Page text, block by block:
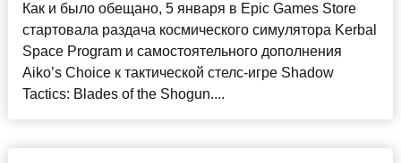
Как и было обещано, 5 января в Epic Games Store
стартовала раздача космического симулятора Kerbal
Space Program и самостоятельного дополнения
Aiko’s Choice к тактической стелс-игре Shadow
Tactics: Blades of the Shogun....